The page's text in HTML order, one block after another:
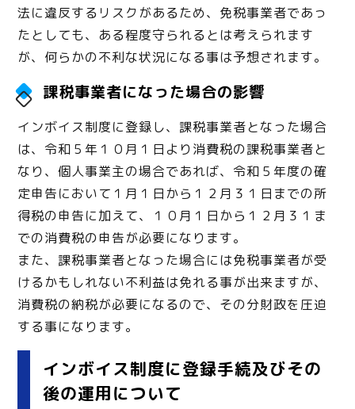
法に違反するリスクがあるため、免税事業者であっ
たとしても、ある程度守られるとは考えられます
が、何らかの不利な状況になる事は予想されます。
課税事業者になった場合の影響
インボイス制度に登録し、課税事業者となった場合
は、令和５年１０月１日より消費税の課税事業者と
なり、個人事業主の場合であれば、令和５年度の確
定申告において１月１日から１２月３１日までの所
得税の申告に加えて、１０月１日から１２月３１ま
での消費税の申告が必要になります。
また、課税事業者となった場合には免税事業者が受
けるかもしれない不利益は免れる事が出来ますが、
消費税の納税が必要になるので、その分財政を圧迫
する事になります。
インボイス制度に登録手続及びその
後の運用について